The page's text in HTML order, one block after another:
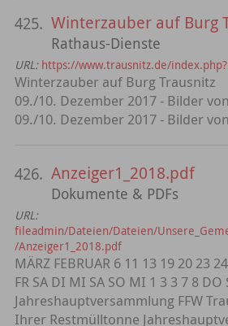
425. Winterzauber auf Burg
Rathaus-Dienste
URL: https://www.trausnitz.de/
Winterzauber auf Burg Trausnitz
09./10. Dezember 2017 - Bilder
09./10. Dezember 2017 - Bilder
426. Anzeiger1_2018.pdf
Dokumente & PDFs
URL:
fileadmin/Dateien/Dateien/
/Anzeiger1_2018.pdf
MÄRZ FEBRUAR 6 11 13 19 20 23
FR SA DI MI SA SO MI 1 3 3 7 8 DO
Jahreshauptversammlung FFW
Ihrer Restmülltonne